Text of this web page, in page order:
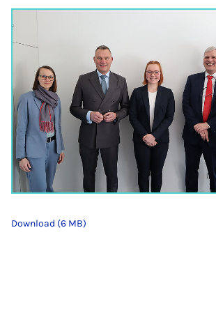
Download (6 MB)